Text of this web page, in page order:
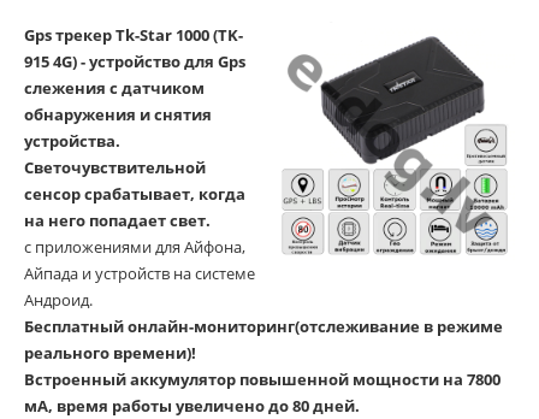
Gps трекер Tk-Star 1000 (TK-
915 4G) - устройство для Gps
слежения с датчиком
обнаружения и снятия
устройства.
Светочувствительной
сенсор срабатывает, когда
на него попадает свет.
с приложениями для Айфона,
Айпада и устройств на системе
Андроид.
Бесплатный онлайн-мониторинг(отслеживание в режиме
реального времени)!
Встроенный аккумулятор повышенной мощности на 7800
мА, время работы увеличено до 80 дней.